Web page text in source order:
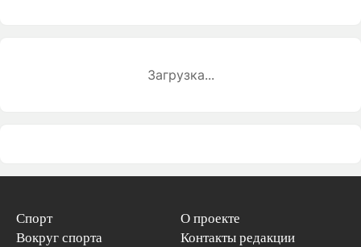
Загрузка...
Спорт
Вокруг спорта
О проекте
Контакты редакции